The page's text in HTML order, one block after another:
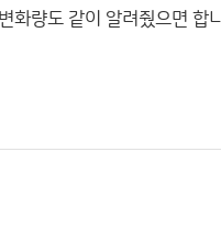
화량도 같이 알려줬으면 합